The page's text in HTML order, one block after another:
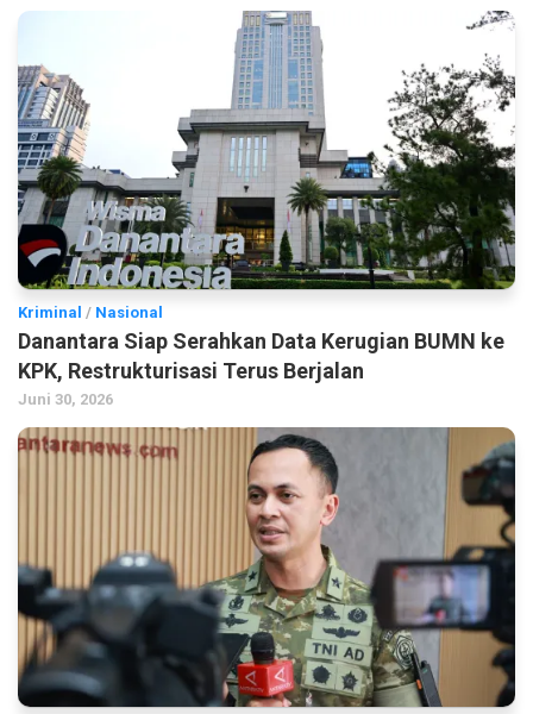
Kriminal / Nasional
Danantara Siap Serahkan Data Kerugian BUMN ke
KPK, Restrukturisasi Terus Berjalan
Juni 30, 2026